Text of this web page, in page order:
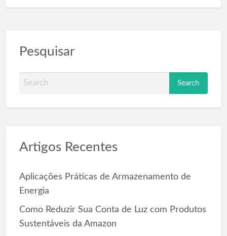
Pesquisar
a
h
o
r
Artigos Recentes
Aplicações Práticas de Armazenamento de
Energia
Como Reduzir Sua Conta de Luz com Produtos
Sustentáveis da Amazon